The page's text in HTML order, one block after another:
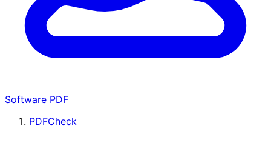
Software PDF
PDFCheck